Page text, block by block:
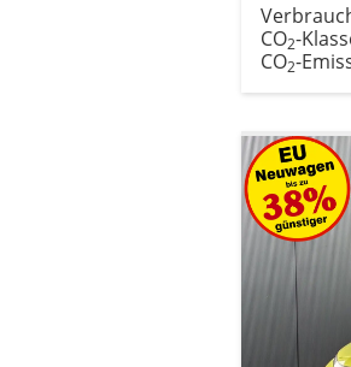
CO2-
CO2-